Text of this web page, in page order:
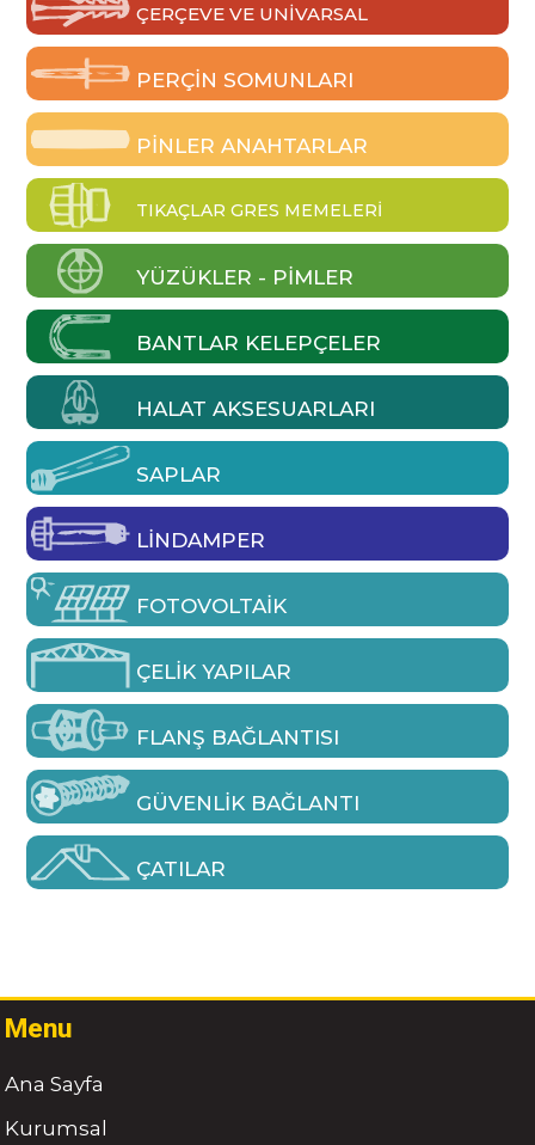
ÇERÇEVE VE UNIVARSAL
PERÇIN SOMUNLARI
PINLER ANAHTARLAR
TIKAÇLAR GRES MEMELERI
YÜZÜKLER - PIMLER
BANTLAR KELEPÇELER
HALAT AKSESUARLARI
SAPLAR
LINDAMPER
FOTOVOLTAIK
ÇELIK YAPILAR
FLANŞ BAĞLANTISI
GÜVENLIK BAĞLANTI
ÇATILAR
Menu
Ana Sayfa
Kurumsal